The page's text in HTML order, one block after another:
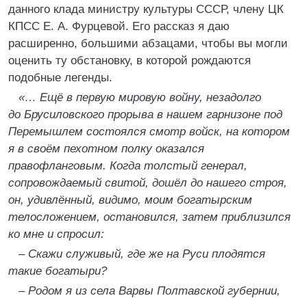
данного клада министру культуры СССР, члену ЦК
КПСС Е. А. Фурцевой. Его рассказ я даю
расширенно, большими абзацами, чтобы вы могли
оценить ту обстановку, в которой рождаются
подобные легенды.
«… Ещё в первую мировую войну, незадолго
до Брусиловского прорыва в нашем гарнизоне под
Перемышлем состоялся смотр войск, на котором
я в своём пехотном полку оказался
правофланговым. Когда толстый генерал,
сопровождаемый свитой, дошёл до нашего строя,
он, удивлённый, видимо, моим богатырским
телосложением, остановился, затем приблизился
ко мне и спросил:
– Скажи служивый, где же на Руси плодятся
такие богатыри?
– Родом я из села Варвы Полтавской губернии,